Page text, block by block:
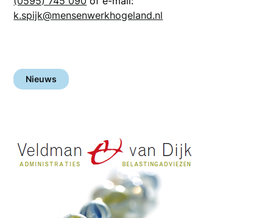
k.spijk@mensenwerkhogeland.nl
Nieuws